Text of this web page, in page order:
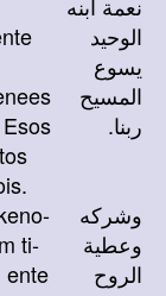
الوحيد
يسوع
المسيح
ربنا.
ti-
ente
وشركه
وعطية
الروح